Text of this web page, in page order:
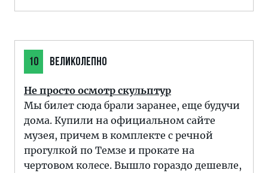
10 ВЕЛИКОЛЕПНО
Не просто осмотр скульптур
Мы билет сюда брали заранее, еще будучи
дома. Купили на официальном сайте
музея, причем в комплекте с речной
прогулкой по Темзе и прокате на
чертовом колесе. Вышло гораздо дешевле,